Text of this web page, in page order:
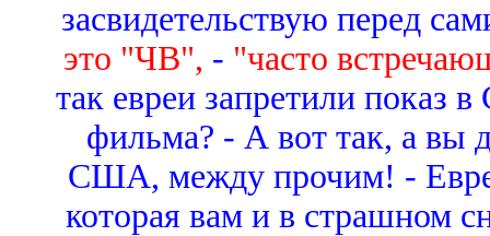
засвидетельствую перед
это "ЧВ", - "часто
так евреи запретили
фильма? - А вот так, а вы
США, между прочим! -
которая вам и в страшном